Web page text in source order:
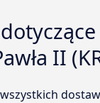
II